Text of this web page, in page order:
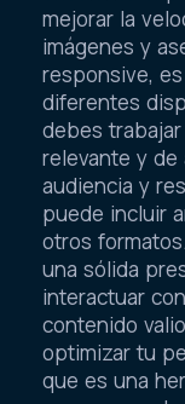
mejorar la
imágenes y
responsive,
diferentes
debes
relevante y de
audiencia y
puede incluir
otros
una sólida
interactuar
contenido
optimizar tu
que es una